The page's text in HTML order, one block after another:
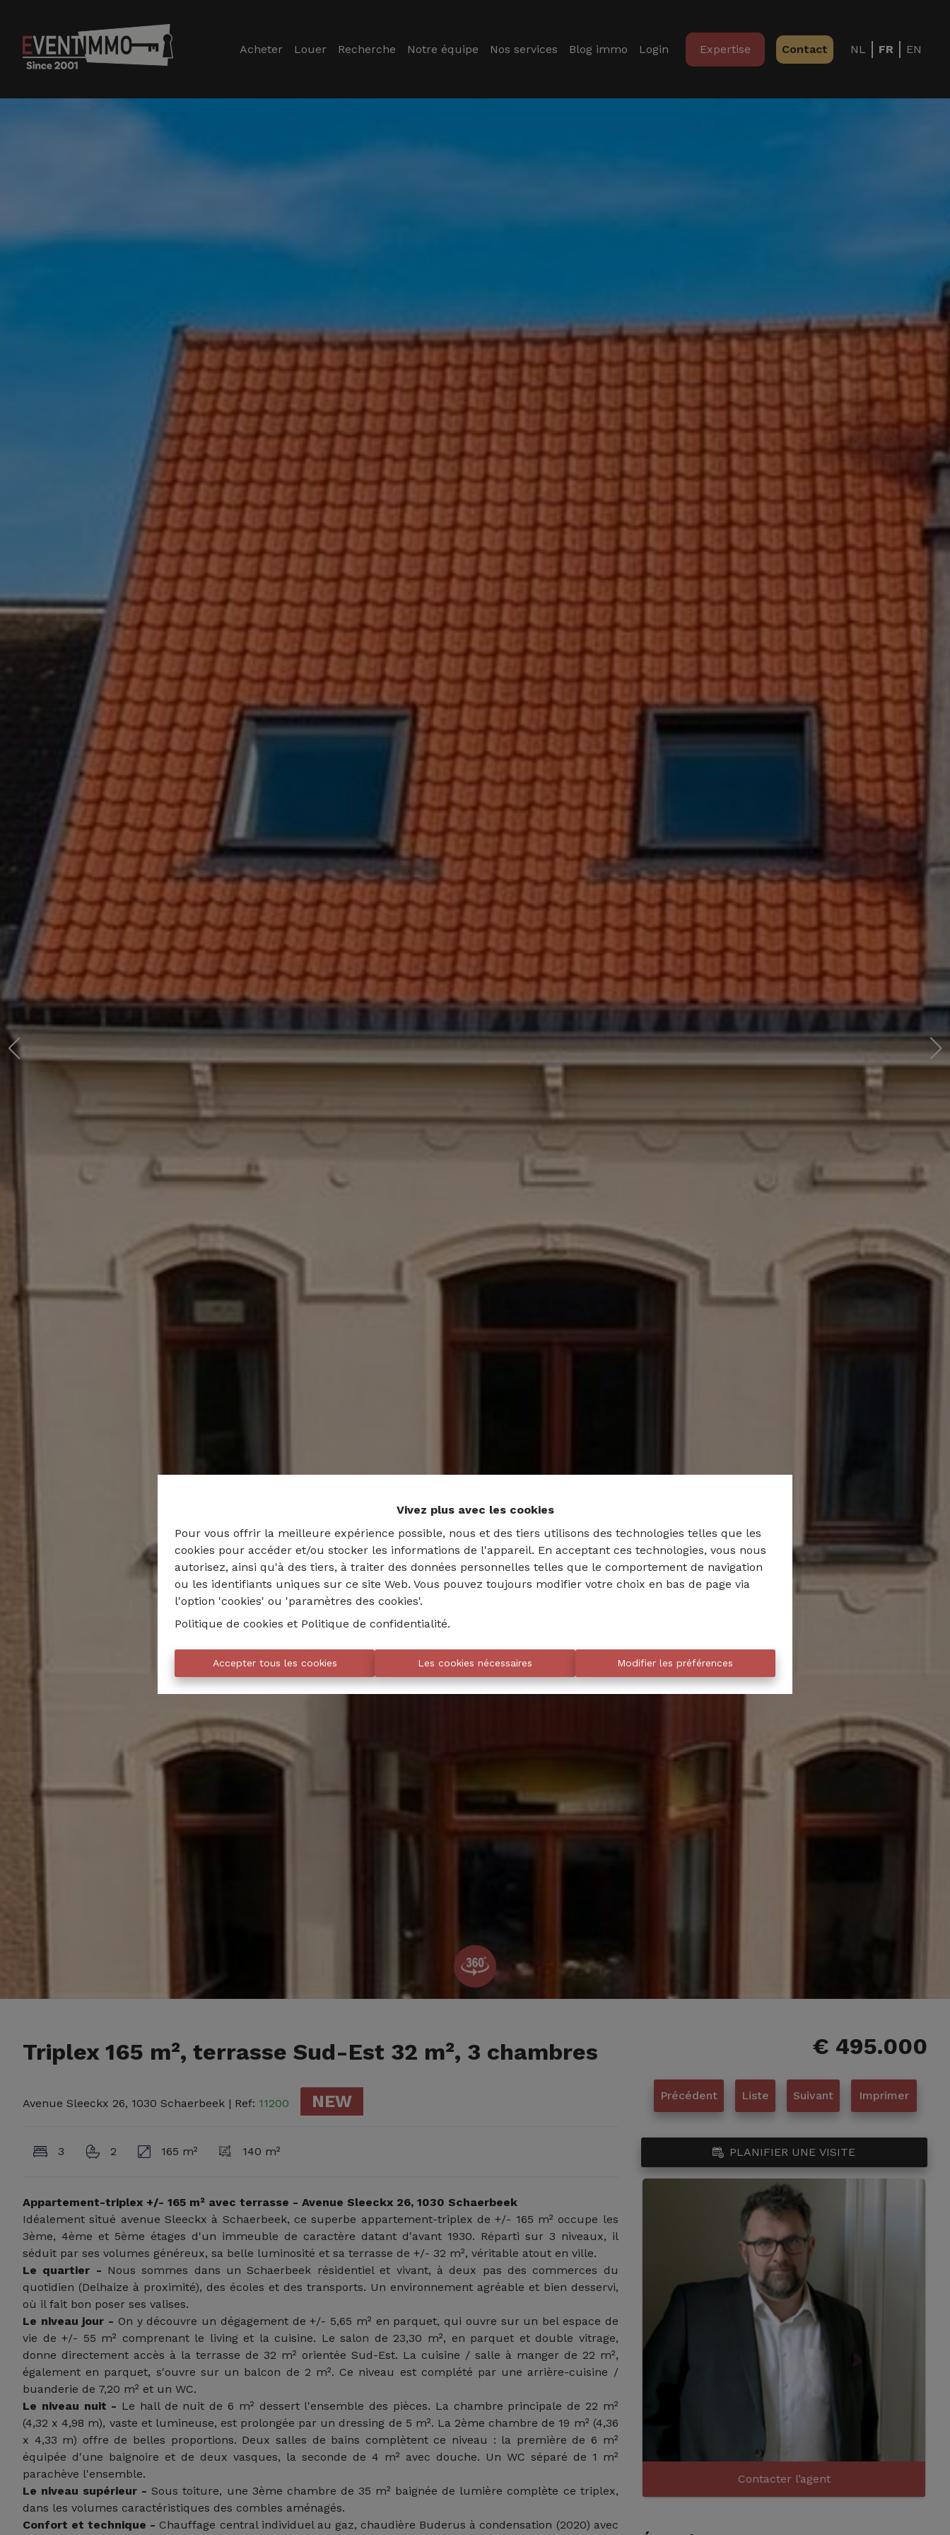
Vivez plus avec les cookies
Pour vous offrir la meilleure expérience possible, nous et des tiers utilisons des technologies telles que les
cookies pour accéder et/ou stocker les informations de l'appareil. En acceptant ces technologies, vous nous
autorisez, ainsi qu'à des tiers, à traiter des données personnelles telles que le comportement de navigation
ou les identifiants uniques sur ce site Web. Vous pouvez toujours modifier votre choix en bas de page via
l'option 'cookies' ou 'paramètres des cookies'.
Politique de cookies et Politique de confidentialité.
Accepter tous les cookies Les cookies nécessaires Modifier les préférences
Acheter Louer Recherche Notre équipe Nos services Blog immo Login Expertise Contact NL FR EN
Triplex 165 m², terrasse Sud-Est 32 m², 3 chambres € 495.000
Avenue Sleeckx 26, 1030 Schaerbeek | Ref: 11200 NEW Précédent Liste Suivant Imprimer
3 2 165 m² 140 m²
Appartement-triplex +/- 165 m² avec terrasse - Avenue Sleeckx 26, 1030 Schaerbeek
Idéalement situé avenue Sleeckx à Schaerbeek, ce superbe appartement-triplex de +/- 165 m² occupe les
3ème, 4ème et 5ème étages d'un immeuble de caractère datant d'avant 1930. Réparti sur 3 niveaux, il
séduit par ses volumes généreux, sa belle luminosité et sa terrasse de +/- 32 m², véritable atout en ville.
Le quartier - Nous sommes dans un Schaerbeek résidentiel et vivant, à deux pas des commerces du
quotidien (Delhaize à proximité), des écoles et des transports. Un environnement agréable et bien desservi,
où il fait bon poser ses valises.
Le niveau jour - On y découvre un dégagement de +/- 5,65 m² en parquet, qui ouvre sur un bel espace de
vie de +/- 55 m² comprenant le living et la cuisine. Le salon de 23,30 m², en parquet et double vitrage,
donne directement accès à la terrasse de 32 m² orientée Sud-Est. La cuisine / salle à manger de 22 m²,
également en parquet, s'ouvre sur un balcon de 2 m². Ce niveau est complété par une arrière-cuisine /
buanderie de 7,20 m² et un WC.
Le niveau nuit - Le hall de nuit de 6 m² dessert l'ensemble des pièces. La chambre principale de 22 m²
(4,32 x 4,98 m), vaste et lumineuse, est prolongée par un dressing de 5 m². La 2ème chambre de 19 m² (4,36
x 4,33 m) offre de belles proportions. Deux salles de bains complètent ce niveau : la première de 6 m²
équipée d'une baignoire et de deux vasques, la seconde de 4 m² avec douche. Un WC séparé de 1 m²
parachève l'ensemble.
Le niveau supérieur -Sous toiture, une 3ème chambre de 35 m² baignée de lumière complète ce triplex,
dans les volumes caractéristiques des combles aménagés.
Confort et technique - Chauffage central individuel au gaz, chaudière Buderus à condensation (2020) avec
PLANIFIER UNE VISITE
Contacter l’agent